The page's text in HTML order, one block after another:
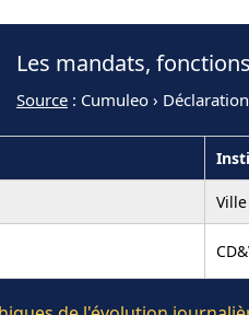
Les mandats,
Source : Cumuleo ›